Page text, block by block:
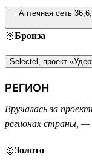
Аптечная сеть
🥉Бронза
Selectel, проект
РЕГИОН
Вручалась за
регионах страны, —
🥇Золото